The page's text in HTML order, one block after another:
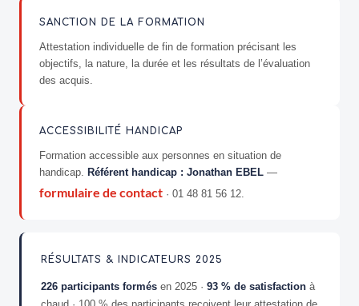
SANCTION DE LA FORMATION
Attestation individuelle de fin de formation précisant les
objectifs, la nature, la durée et les résultats de l’évaluation
des acquis.
ACCESSIBILITÉ HANDICAP
Formation accessible aux personnes en situation de
handicap. Référent handicap : Jonathan EBEL —
formulaire de contact · 01 48 81 56 12.
RÉSULTATS & INDICATEURS 2025
226 participants formés en 2025 · 93 % de satisfaction à